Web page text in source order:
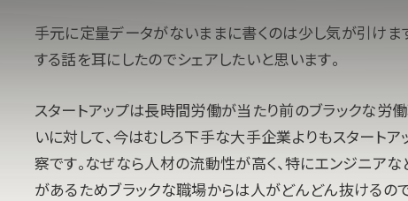
手元に定量データがないままに書くのは少し気が引けま
する話を耳にしたのでシェアしたいと思います。
スタートアップは長時間労働が当たり前のブラックな労
いに対して、今はむしろ下手な大手企業よりもスタート
察です。なぜなら人材の流動性が高く、特にエンジニア
があるためブラックな職場からは人がどんどん抜けるの